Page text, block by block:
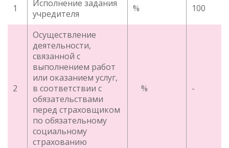
1
Исполнение задания
учредителя
% 100
2
Осуществление
деятельности,
связанной с
выполнением работ
или оказанием услуг,
в соответствии с
обязательствами
перед страховщиком
по обязательному
социальному
страхованию
% -